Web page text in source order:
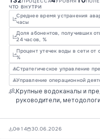
цифровой трансформации,
эффективности и качества
ЧТО ВНУТРИ
Среднее время устранения
часы
Доля абонентов, получивших
24 часов, %
Процент утечек воды в сети от
%
Стратегическое управление
Управление операционной
Крупные водоканалы и
руководители,
0 14 30.06.2026